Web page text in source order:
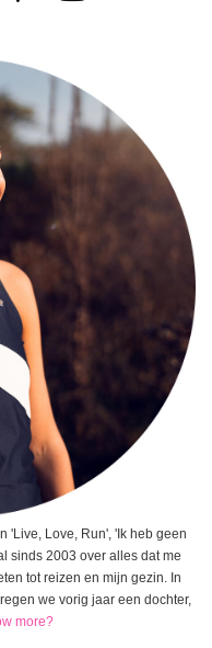
'Live, Love, Run', 'Ik heb geen
sinds 2003 over alles dat me
tot reizen en mijn gezin. In
we vorig jaar een dochter,
more?